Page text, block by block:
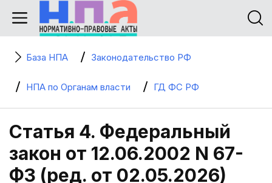
База НПА Законодательство РФ
НПА по Органам власти ГД ФС РФ
Статья 4. Федеральный
закон от 12.06.2002 N 67-
ФЗ (ред. от 02.05.2026)